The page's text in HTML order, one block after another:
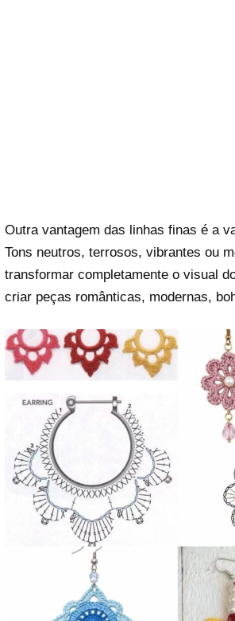
Outra vantagem das linhas finas é a
Tons neutros, terrosos, vibrantes ou
transformar completamente o visual
criar peças românticas, modernas,